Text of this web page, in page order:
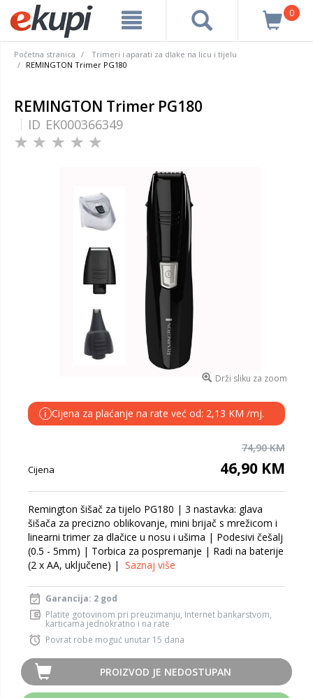
0
Početna stranica
Trimeri i aparati za dlake na licu i tijelu
REMINGTON Trimer PG180
REMINGTON Trimer PG180
ID EK000366349
Drži sliku za zoom
i Cijena za plaćanje na rate već od: 2,13 KM /mj.
74,90 KM
Cijena 46,90 KM
Remington šišač za tijelo PG180 | 3 nastavka: glava
šišača za precizno oblikovanje, mini brijač s mrežicom i
linearni trimer za dlačice u nosu i ušima | Podesivi češalj
(0.5 - 5mm) | Torbica za pospremanje | Radi na baterije
(2 x AA, uključene) | Saznaj više
Garancija: 2 god
Platite gotovinom pri preuzimanju, Internet bankarstvom,
karticama jednokratno i na rate
Povrat robe moguć unutar 15 dana
PROIZVOD JE NEDOSTUPAN